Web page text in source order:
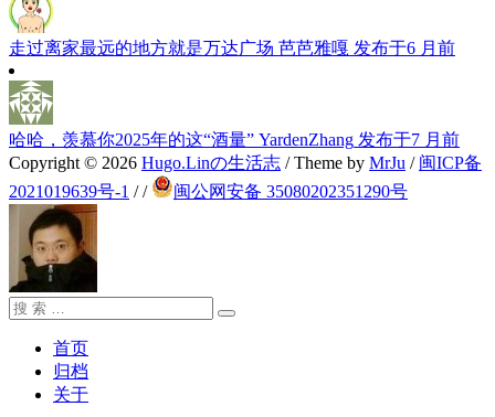
走过离家最远的地方就是万达广场 芭芭雅嘎 发布于6 月前
哈哈，羡慕你2025年的这“酒量” YardenZhang 发布于7 月前
Copyright © 2026 Hugo.Linの生活志 / Theme by MrJu / 闽ICP备
2021019639号-1 // 闽公网安备 35080202351290号
搜
搜
首页
归档
关于